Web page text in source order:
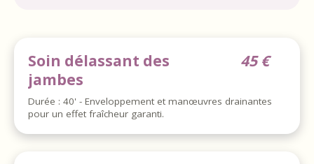
Soin délassant des
jambes
45 €
Durée : 40' - Enveloppement et manœuvres drainantes
pour un effet fraîcheur garanti.